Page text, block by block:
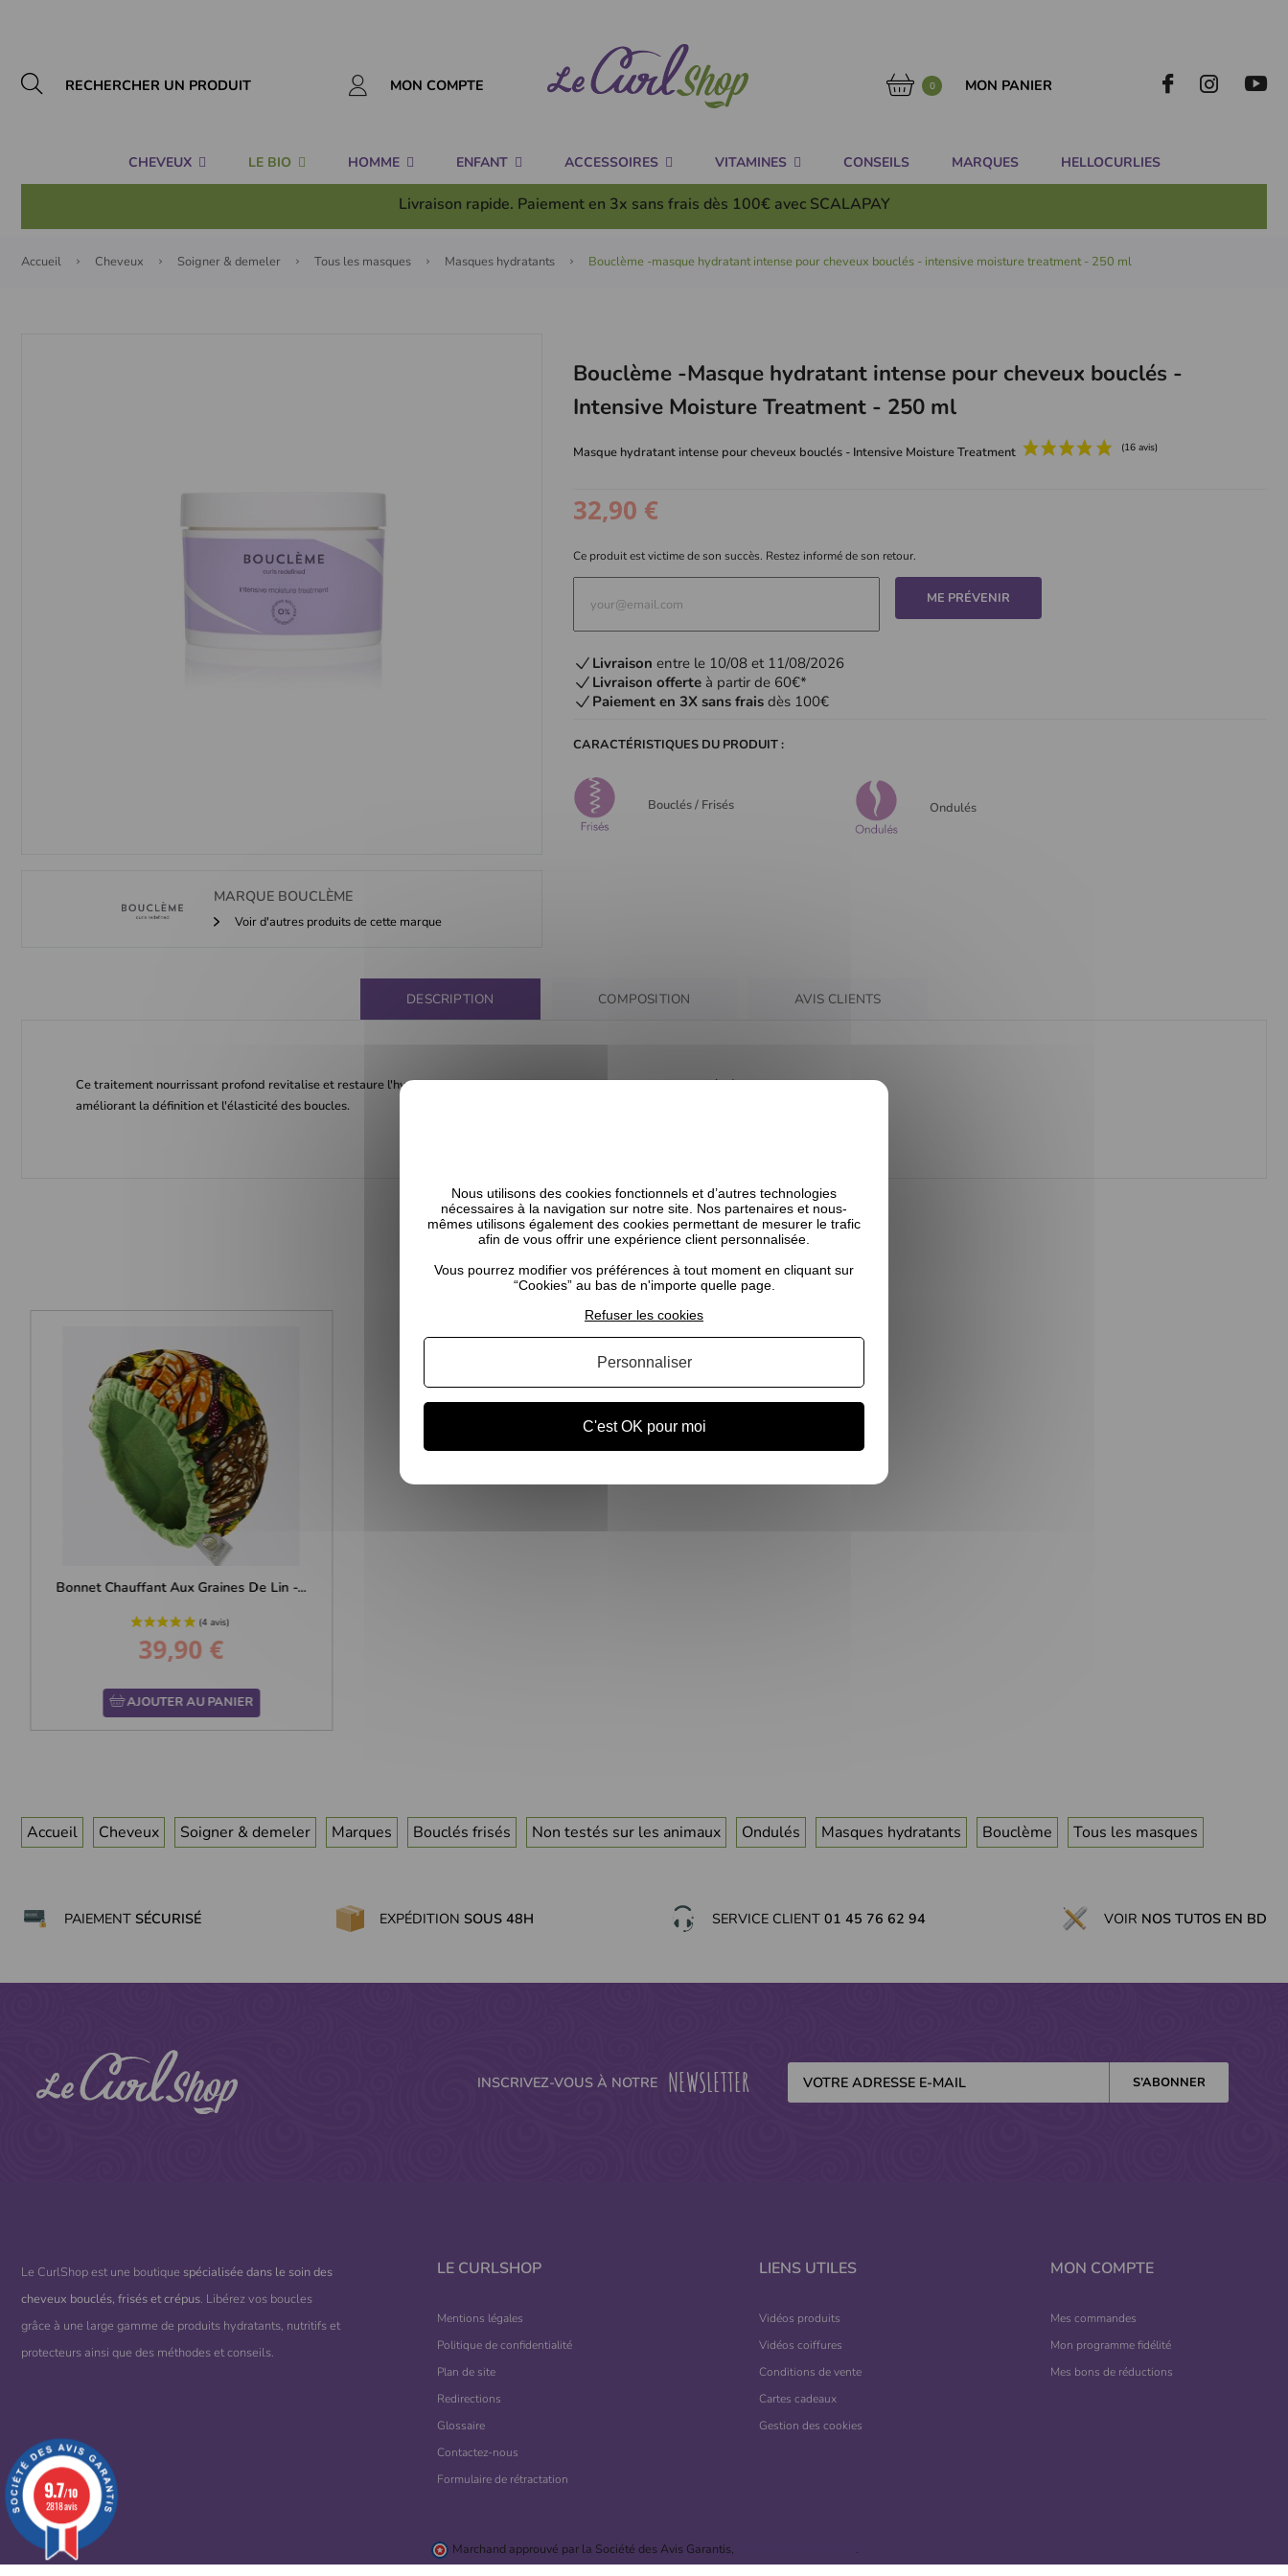
MON COMPTE 0 MON PANIER
CHEVEUX LE BIO HOMME ENFANT ACCESSOIRES VITAMINES CONSEILS MARQUES HELLOCURLIES
Livraison rapide. Paiement en 3x sans frais dès 100€ avec SCALAPAY
Accueil Cheveux Soigner & demeler Tous les masques Masques hydratants Bouclème -masque hydratant intense pour cheveux bouclés - intensive moisture treatment - 250 ml
MARQUE BOUCLÈME
Voir d'autres produits de cette marque
Bouclème -Masque hydratant intense pour cheveux bouclés -
Intensive Moisture Treatment - 250 ml
Masque hydratant intense pour cheveux bouclés - Intensive Moisture Treatment
32,90 €
Ce produit est victime de son succès. Restez informé de son retour.
ME PRÉVENIR
Livraison entre le 10/08 et 11/08/2026
Livraison offerte à partir de 60€*
Paiement en 3X sans frais dès 100€
CARACTÉRISTIQUES DU PRODUIT :
Bouclés / Frisés Ondulés
DESCRIPTION COMPOSITION AVIS CLIENTS
Ce traitement nourrissant profond revitalise et restaure l'hydratation, la brillance et la force des cheveux secs et abîmés tout en
améliorant la définition et l'élasticité des boucles.
CELA POURRAIT VOUS INTÉRESSER
Bonnet Chauffant Aux Graines De Lin -...
Prix
39,90 €
AJOUTER AU PANIER
Accueil Cheveux Soigner & demeler Marques Bouclés frisés Non testés sur les animaux Ondulés Masques hydratants Bouclème Tous les masques
PAIEMENT SÉCURISÉ EXPÉDITION SOUS 48H SERVICE CLIENT 01 45 76 62 94 VOIR NOS TUTOS EN BD
INSCRIVEZ-VOUS À NOTRE NEWSLETTER
Le CurlShop est une boutique spécialisée dans le soin des
cheveux bouclés, frisés et crépus. Libérez vos boucles
grâce à une large gamme de produits hydratants, nutritifs et
protecteurs ainsi que des méthodes et conseils.
LE CURLSHOP
Mentions légales
Politique de confidentialité
Plan de site
Redirections
Glossaire
Contactez-nous
Formulaire de rétractation
LIENS UTILES
Vidéos produits
Vidéos coiffures
Conditions de vente
Cartes cadeaux
Gestion des cookies
MON COMPTE
Mes commandes
Mon programme fidélité
Mes bons de réductions
Marchand approuvé par la Société des Avis Garantis, .
9.7/10
2818 avis
Nous utilisons des cookies fonctionnels et d’autres technologies
nécessaires à la navigation sur notre site. Nos partenaires et nous-
mêmes utilisons également des cookies permettant de mesurer le trafic
afin de vous offrir une expérience client personnalisée.
Vous pourrez modifier vos préférences à tout moment en cliquant sur
“Cookies” au bas de n'importe quelle page.
C'est OK pour moi
Refuser les cookies
Personnaliser